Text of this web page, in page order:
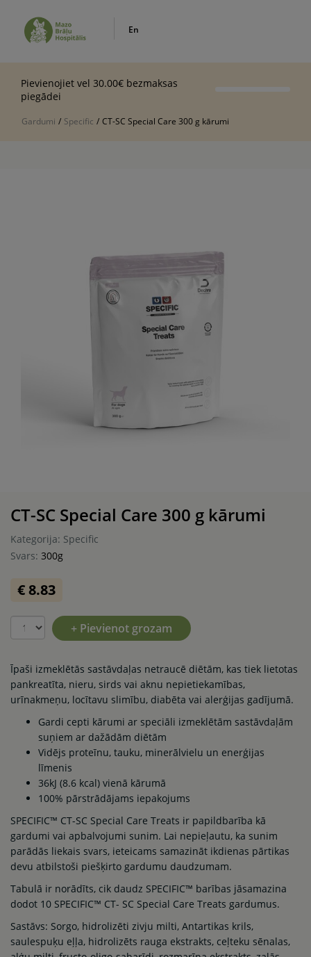
En
Pievienojiet vel 30.00€ bezmaksas
piegādei
Gardumi / Specific / CT-SC Special Care 300 g kārumi
CT-SC Special Care 300 g kārumi
Kategorija: Specific
Svars: 300g
€ 8.83
+ Pievienot grozam
Īpaši izmeklētās sastāvdaļas netraucē diētām, kas tiek lietotas
pankreatīta, nieru, sirds vai aknu nepietiekamības,
urīnakmeņu, locītavu slimību, diabēta vai alerģijas gadījumā.
Gardi cepti kārumi ar speciāli izmeklētām sastāvdaļām
suņiem ar dažādām diētām
Vidējs proteīnu, tauku, minerālvielu un enerģijas
līmenis
36kJ (8.6 kcal) vienā kārumā
100% pārstrādājams iepakojums
SPECIFIC™ CT-SC Special Care Treats ir papildbarība kā
gardumi vai apbalvojumi sunim. Lai nepieļautu, ka sunim
parādās liekais svars, ieteicams samazināt ikdienas pārtikas
devu atbilstoši piešķirto gardumu daudzumam.
Tabulā ir norādīts, cik daudz SPECIFIC™ barības jāsamazina
dodot 10 SPECIFIC™ CT- SC Special Care Treats gardumus.
Sastāvs: Sorgo, hidrolizēti zivju milti, Antartikas krils,
saulespuķu eļļa, hidrolizēts rauga ekstrakts, ceļteku sēnalas,